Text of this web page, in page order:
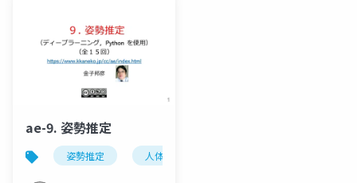
ae-9. 姿勢推定
姿勢推定 人体の姿勢推定